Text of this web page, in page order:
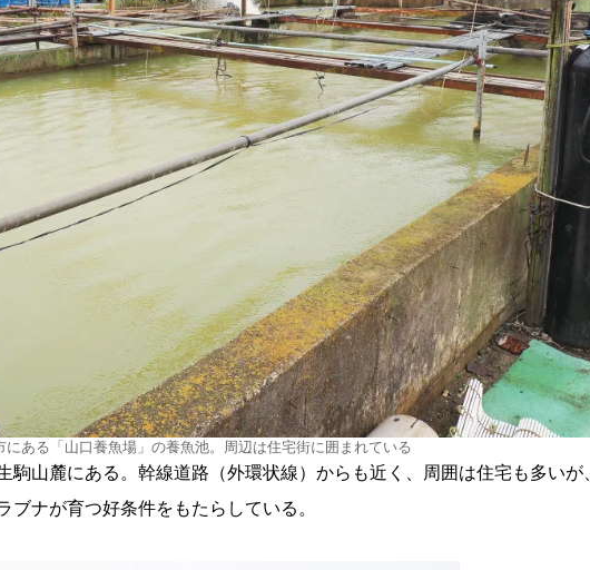
にある「山口養魚場」の養魚池。周辺は住宅街に囲まれている
山麓にある。幹線道路（外環状線）からも近く、周囲は住宅も多いが、
ナが育つ好条件をもたらしている。